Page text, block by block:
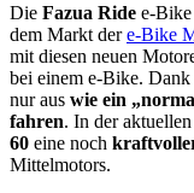
Die Fazua Ride e-
dem Markt dere-Bike
mit diesen neuen
bei einem e-Bike.
nur aus wie ein
fahren. In der
60 eine noch
Mittelmotors.